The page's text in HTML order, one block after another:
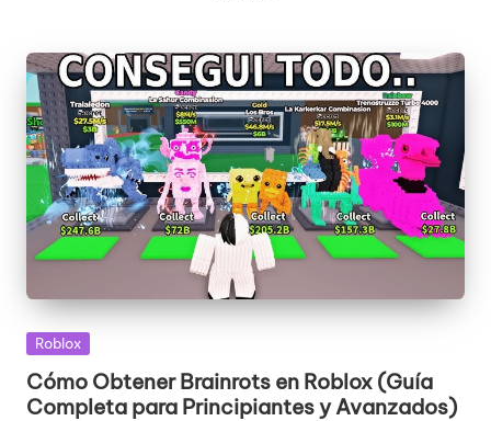
Publicada
Roblox
Cómo Obtener Brainrots en Roblox (Guía
Completa para Principiantes y Avanzados)